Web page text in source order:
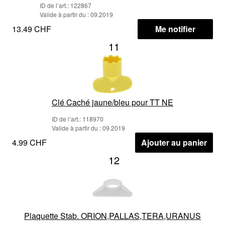
ID de l’art.: 122867
Valide à partir du : 09.2019
13.49 CHF Me notifier
11
Clé Caché jaune/bleu pour TT NE
ID de l’art.: 118970
Valide à partir du : 09.2019
4.99 CHF Ajouter au panier
12
Plaquette Stab. ORION,PALLAS,TERA,URANUS